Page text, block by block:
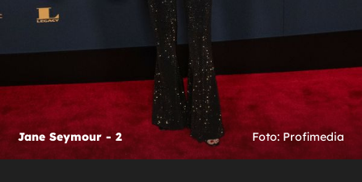
Jane Seymour - 2 Foto: Profimedia